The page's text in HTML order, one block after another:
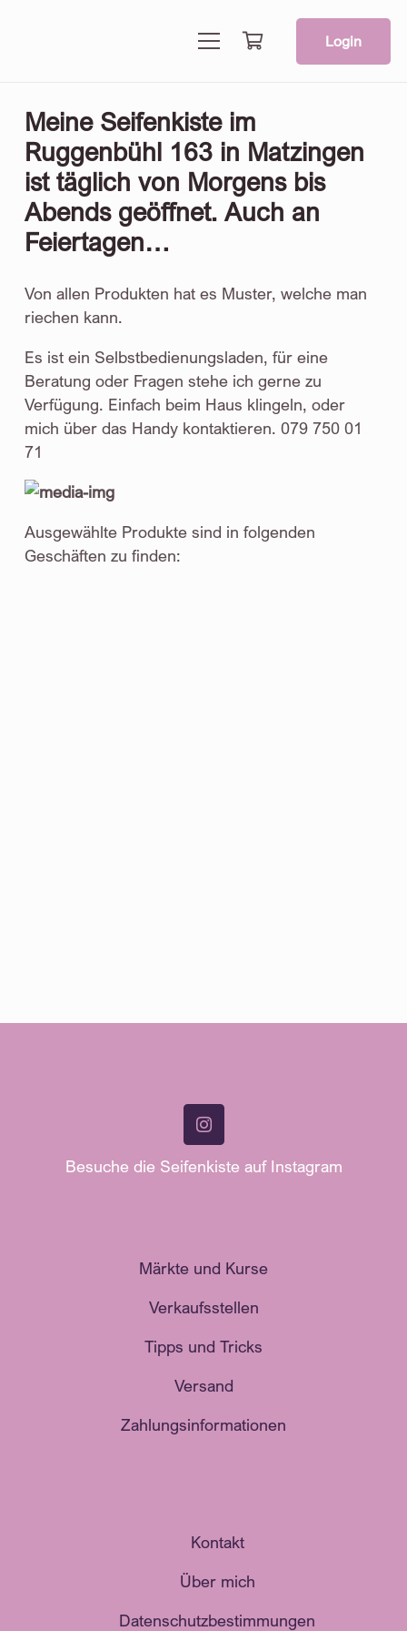
Login
Meine Seifenkiste im
Ruggenbühl 163 in Matzingen
ist täglich von Morgens bis
Abends geöffnet. Auch an
Feiertagen…
Von allen Produkten hat es Muster, welche man
riechen kann.
Es ist ein Selbstbedienungsladen, für eine
Beratung oder Fragen stehe ich gerne zu
Verfügung. Einfach beim Haus klingeln, oder
mich über das Handy kontaktieren. 079 750 01
71
Ausgewählte Produkte sind in folgenden
Geschäften zu finden:
Besuche die Seifenkiste auf Instagram
Märkte und Kurse
Verkaufsstellen
Tipps und Tricks
Versand
Zahlungsinformationen
Kontakt
Über mich
Datenschutzbestimmungen